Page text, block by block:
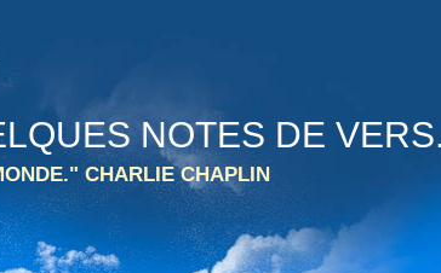
NOTES DE
CHARLIE CHAPLIN